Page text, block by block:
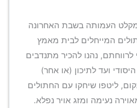
העמותה בשבת האחרונה
המייחלים לבית מאמץ
לרווחתם, נהנו להכיר מתנדבים
ועד לתיכון (או אחר)
ליטפו שיחקו עם החתולים
נעימה ומזג אויר נפלא.